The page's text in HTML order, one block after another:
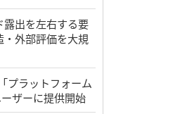
出を左右する要
・外部評価を大規
プラットフォーム
ザーに提供開始